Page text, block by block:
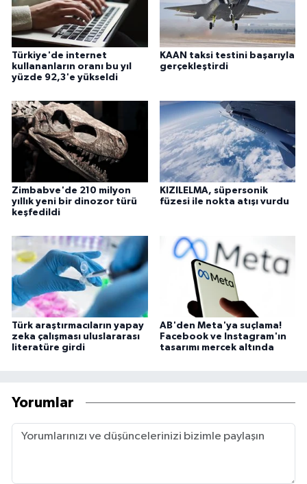
Türkiye'de internet
kullananların oranı bu yıl
yüzde 92,3'e yükseldi
KAAN taksi testini başarıyla
gerçekleştirdi
Zimbabve'de 210 milyon
yıllık yeni bir dinozor türü
keşfedildi
KIZILELMA, süpersonik
füzesi ile nokta atışı vurdu
Türk araştırmacıların yapay
zeka çalışması uluslararası
literatüre girdi
AB'den Meta'ya suçlama!
Facebook ve Instagram'ın
tasarımı mercek altında
Yorumlar